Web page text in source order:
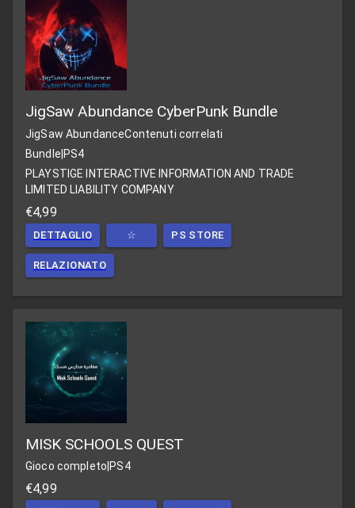
JigSaw Abundance CyberPunk Bundle
JigSaw AbundanceContenuti correlati
Bundle PS4
PLAYSTIGE INTERACTIVE INFORMATION AND TRADE
LIMITED LIABILITY COMPANY
€4,99
DETTAGLIO ☆ PS STORE
RELAZIONATO
MISK SCHOOLS QUEST
Gioco completo PS4
€4,99